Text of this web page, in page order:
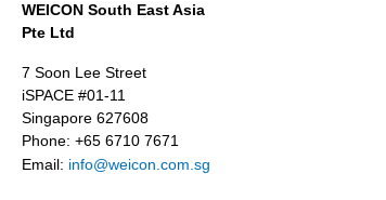
WEICON South East Asia
Pte Ltd
7 Soon Lee Street
iSPACE #01-11
Singapore 627608
Phone: +65 6710 7671
Email: info@weicon.com.sg